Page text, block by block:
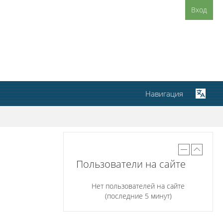
Вход
Пользователи на сайте
Нет пользователей на сайте
(последние 5 минут)
Навигация